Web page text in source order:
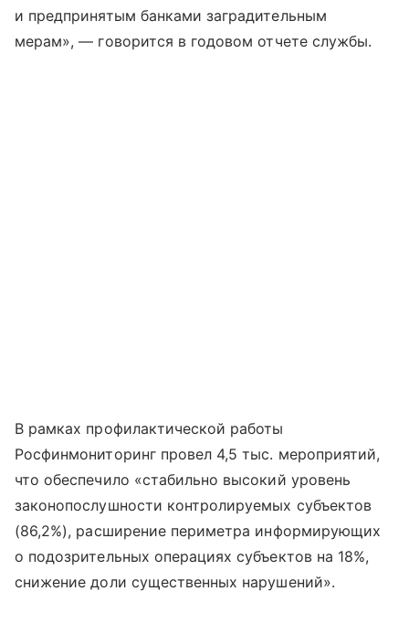
и предпринятым банками заградительным
мерам», — говорится в годовом отчете службы.
В рамках профилактической работы
Росфинмониторинг провел 4,5 тыс. мероприятий,
что обеспечило «стабильно высокий уровень
законопослушности контролируемых субъектов
(86,2%), расширение периметра информирующих
о подозрительных операциях субъектов на 18%,
снижение доли существенных нарушений».